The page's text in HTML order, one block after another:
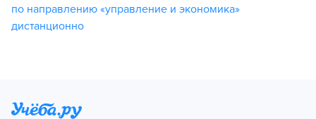
по направлению «управление и экономика»
дистанционно